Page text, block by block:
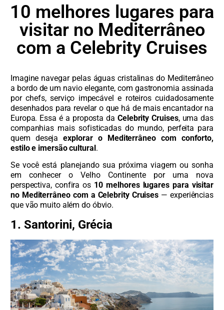
10 melhores lugares para
visitar no Mediterrâneo
com a Celebrity Cruises
Imagine navegar pelas águas cristalinas do Mediterrâneo
a bordo de um navio elegante, com gastronomia assinada
por chefs, serviço impecável e roteiros cuidadosamente
desenhados para revelar o que há de mais encantador na
Europa. Essa é a proposta daCelebrity Cruises, uma das
companhias mais sofisticadas do mundo, perfeita para
quem desejaexplorar o Mediterrâneo com conforto,
estilo e imersão cultural.
Se você está planejando sua próxima viagem ou sonha
em conhecer o Velho Continente por uma nova
perspectiva, confira os 10 melhores lugares para visitar
no Mediterrâneo com a Celebrity Cruises — experiências
que vão muito além do óbvio.
1. Santorini, Grécia